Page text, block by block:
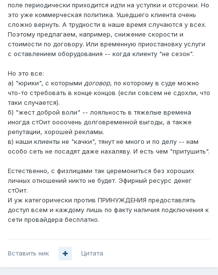
поле периодически приходится идти на уступки и отсрочки. Но
это уже коммерческая политика. Ушедшего клиента очень
сложно вернуть. А трудности в наше время случаются у всех.
Поэтому предлагаем, например, снижение скорости и
стоимости по договору. Или временную приостановку услуги
с оставлением оборудования -- когда клиенту "не сезон".
Но это все:
а) "юрики", с которыми договор, по которому в суде можно
что-то стребовать в конце концов (если совсем не сдохли, что
таки случается).
б) "жест доброй воли" -- лояльность в тяжелые времена
иногда стОит оооочень долговременной выгоды, а также
репутации, хорошей рекламы.
в) наши клиенты не "качки", тянут не много и по делу -- нам
особо сеть не посадят даже нахаляву. И есть чем "притушить".
Естественно, с физлицами так церемониться без хороших
личных отношений никто не будет. Эфирный ресурс денег
стОит.
И уж категорически против ПРИНУЖДЕНИЯ предоставлять
доступ всем и каждому лишь по факту наличия подключения к
сети провайдера бесплатно.
Вставить ник Цитата